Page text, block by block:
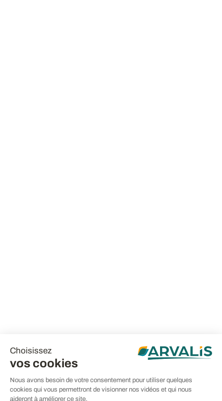
Choisissez
vos cookies
Nous avons besoin de votre consentement pour utiliser quelques
cookies qui vous permettront de visionner nos vidéos et qui nous
aideront à améliorer ce site.